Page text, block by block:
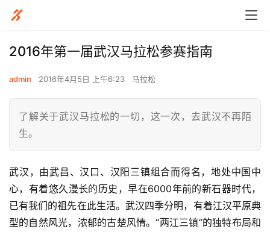
2016年第一届武汉马拉松参赛指南
admin 2016年4月5日 上午6:23 马拉松
了解关于武汉马拉松的一切，这一次，去武汉不再陌
生。
武汉，由武昌、汉口、汉阳三镇组合而得名，地处中国中
心，有着悠久漫长的历史，早在6000年前的新石器时代，
已有我们的祖先在此生活。武汉四季分明，有着江汉平原典
型的自然风光，浓郁的古楚风情。“两江三镇”的独特布局和